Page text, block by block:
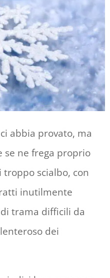
abbia provato, ma
se ne frega proprio
scialbo, con
inutilmente
trama difficili da
dei